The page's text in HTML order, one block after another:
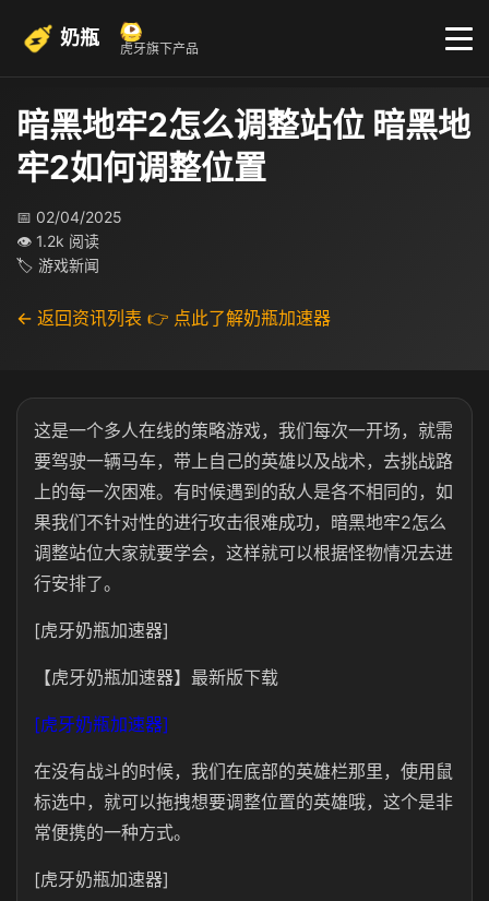
奶瓶 虎牙旗下产品
暗黑地牢2怎么调整站位 暗黑地
牢2如何调整位置
📅 02/04/2025
👁 1.2k 阅读
🏷 游戏新闻
← 返回资讯列表 👉 点此了解奶瓶加速器
这是一个多人在线的策略游戏，我们每次一开场，就需
要驾驶一辆马车，带上自己的英雄以及战术，去挑战路
上的每一次困难。有时候遇到的敌人是各不相同的，如
果我们不针对性的进行攻击很难成功，暗黑地牢2怎么
调整站位大家就要学会，这样就可以根据怪物情况去进
行安排了。
[虎牙奶瓶加速器]
【虎牙奶瓶加速器】最新版下载
[虎牙奶瓶加速器]
在没有战斗的时候，我们在底部的英雄栏那里，使用鼠
标选中，就可以拖拽想要调整位置的英雄哦，这个是非
常便携的一种方式。
[虎牙奶瓶加速器]